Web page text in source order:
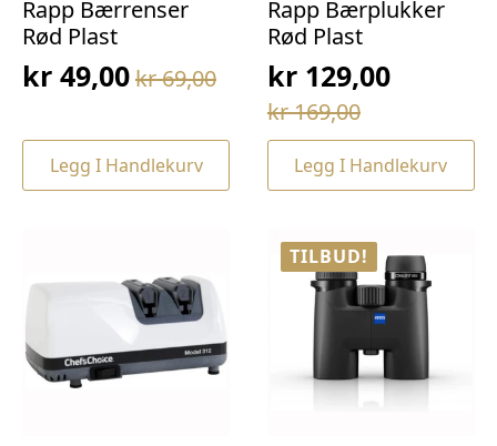
Rapp Bærrenser
Rød Plast
kr69,00
Opprinnelig
var:
kr 69,00.
kr 49,00
Nåværende
er:
kr 49,00.
Legg I Handlekurv
Rapp Bærplukker
Rød Plast
kr169,00
Opprinnelig
pris
var:
kr129,00
Nåværende
pris
er:Legg I Handlekurv
TILBUD!